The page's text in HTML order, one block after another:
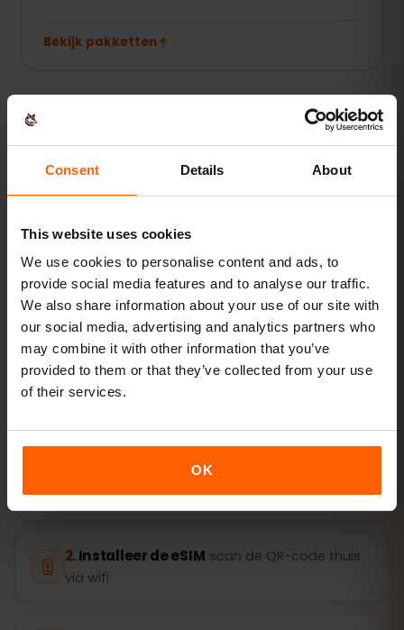
Consent Details About
This website uses cookies
We use cookies to personalise content and ads, to
provide social media features and to analyse our traffic.
We also share information about your use of our site with
our social media, advertising and analytics partners who
may combine it with other information that you’ve
provided to them or that they’ve collected from your use
of their services.
OK
Bekijk pakketten
Alle waarden zijn richtwaarden. Het werkelijke verbruik hangt
af van je toestel, app-instellingen en gebruik.
Activeer je eSIM voor
Algerije in3 stappen
In enkele minuten klaar — zonder fysieke simkaart.
Installeer de eSIM scan de QR-code thuis
via wifi